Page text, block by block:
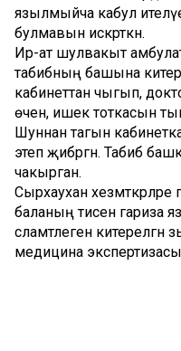
язылмыйча кабул
булмавын искәрткән.
Ир-ат шулвакыт
табибның башына
кабинеттан чыгып,
өчен, ишек тоткасын
Шуннан тагын
этеп җибәргән. Табиб
чакырган.
Сырхауханә
баланың әтисенә гариза
сәламәтлегенә
медицина